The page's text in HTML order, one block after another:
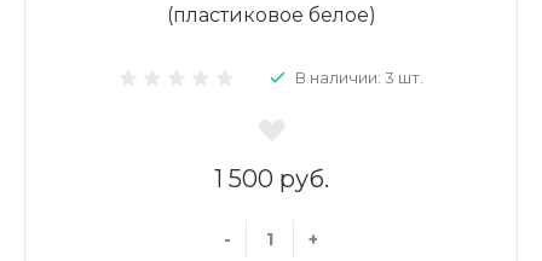
(пластиковое белое)
В наличии: 3 шт.
1 500 руб.
- +